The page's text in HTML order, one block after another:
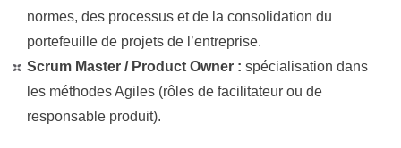
normes, des processus et de la consolidation du
portefeuille de projets de l’entreprise.
Scrum Master / Product Owner : spécialisation dans
les méthodes Agiles (rôles de facilitateur ou de
responsable produit).